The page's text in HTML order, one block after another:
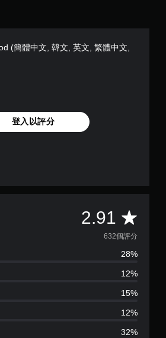
(簡體中文, 韓文, 英文, 繁體中文,
登入以評分
2.91 平
均
評
分
2
632個評分
28%
12%
15%
12%
32%